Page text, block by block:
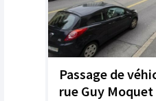
Passage de
rue Guy Moquet